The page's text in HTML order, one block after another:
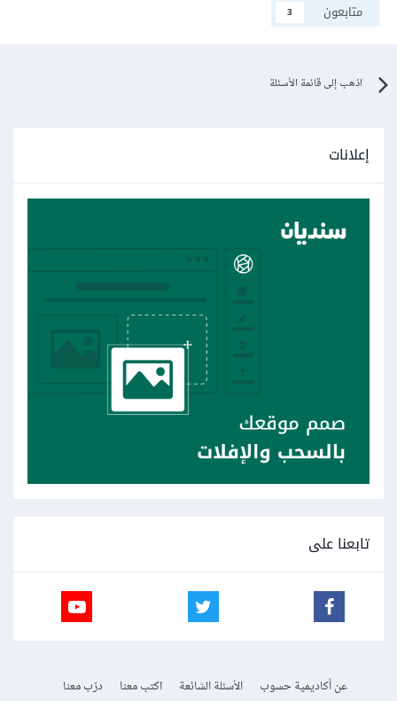
متابعون
3
اذهب إلى قائمة الأسئلة
إعلانات
تابعنا على
عن أكاديمية حسوب الأسئلة الشائعة اكتب معنا
درّب معنا